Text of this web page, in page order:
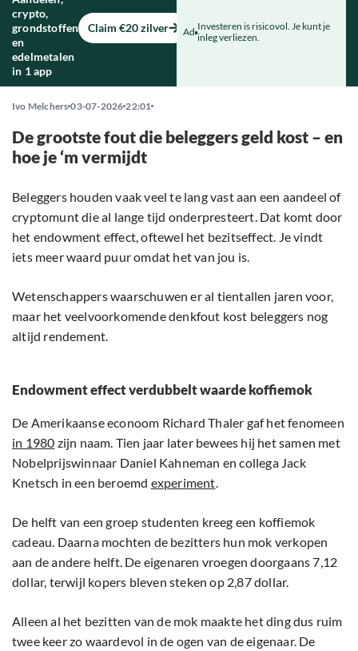
crypto,
grondstoffen
en
edelmetalen
in 1 app
Claim €20 zilver Ad Investeren is risicovol. Je kunt je
inleg verliezen.
Ivo Melchers 03-07-2026 22:01
De grootste fout die beleggers geld kost – en
hoe je ‘m vermijdt
Beleggers houden vaak veel te lang vast aan een aandeel of
cryptomunt die al lange tijd onderpresteert. Dat komt door
het endowment effect, oftewel het bezitseffect. Je vindt
iets meer waard puur omdat het van jou is.
Wetenschappers waarschuwen er al tientallen jaren voor,
maar het veelvoorkomende denkfout kost beleggers nog
altijd rendement.
Endowment effect verdubbelt waarde koffiemok
De Amerikaanse econoom Richard Thaler gaf het fenomeen
in 1980 zijn naam. Tien jaar later bewees hij het samen met
Nobelprijswinnaar Daniel Kahneman en collega Jack
Knetsch in een beroemd experiment.
De helft van een groep studenten kreeg een koffiemok
cadeau. Daarna mochten de bezitters hun mok verkopen
aan de andere helft. De eigenaren vroegen doorgaans 7,12
dollar, terwijl kopers bleven steken op 2,87 dollar.
Alleen al het bezitten van de mok maakte het ding dus ruim
twee keer zo waardevol in de ogen van de eigenaar. De